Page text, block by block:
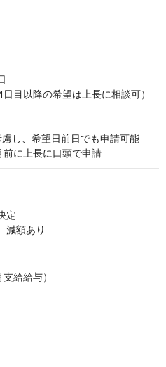
目以降の希望は上長に相談可）
し、希望日前日でも申請可能
に上長に口頭で申請
定
減額あり
給給与）